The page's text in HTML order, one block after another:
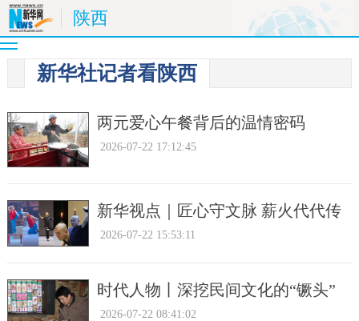
陕西
新华社记者看陕西
两元爱心午餐背后的温情密码
2026-07-22 17:12:45
新华视点｜匠心守文脉 薪火代代传
2026-07-22 15:53:11
时代人物丨深挖民间文化的“镢头”
2026-07-22 08:41:02